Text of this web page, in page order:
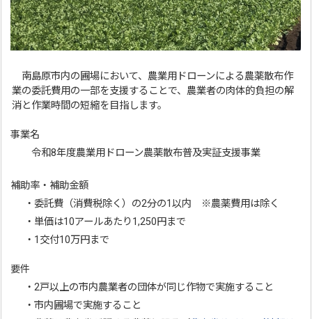
南島原市内の圃場において、農業用ドローンによる農薬散布作
業の委託費用の一部を支援することで、農業者の肉体的負担の解
消と作業時間の短縮を目指します。
事業名
令和8年度農業用ドローン農薬散布普及実証支援事業
補助率・補助金額
・委託費（消費税除く）の2分の1以内 ※農薬費用は除く
・単価は10アールあたり1,250円まで
・1交付10万円まで
要件
・2戸以上の市内農業者の団体が同じ作物で実施すること
・市内圃場で実施すること